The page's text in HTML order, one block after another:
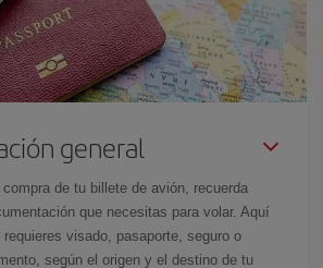
general
de tu billete de avión, recuerda
que necesitas para volar. Aquí
visado, pasaporte, seguro o
según el origen y el destino de tu